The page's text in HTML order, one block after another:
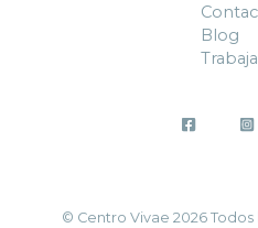
Blog
Trabaja
© Centro Vivae 2026